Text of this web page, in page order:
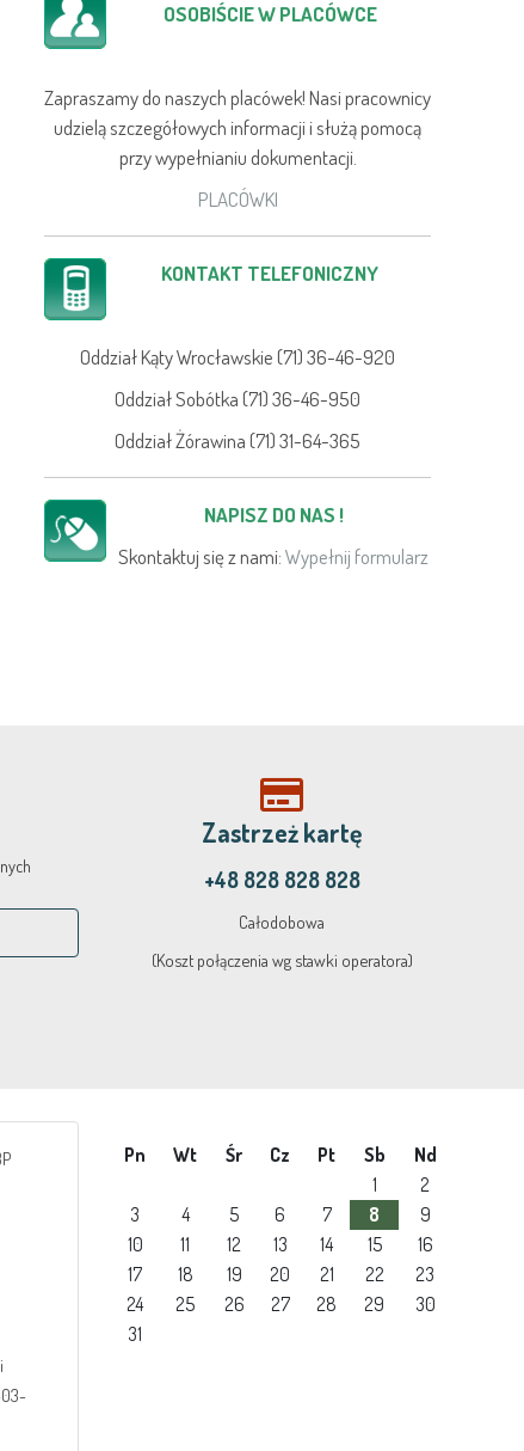
OSOBIŚCIE W PLACÓWCE
Zapraszamy do naszych placówek! Nasi pracownicy
udzielą szczegółowych informacji i służą pomocą
przy wypełnianiu dokumentacji.
PLACÓWKI
KONTAKT TELEFONICZNY
Oddział Kąty Wrocławskie (71) 36-46-920
Oddział Sobótka (71) 36-46-950
Oddział Żórawina (71) 31-64-365
NAPISZ DO NAS !
Skontaktuj się z nami:Wypełnij formularz
Zastrzeż kartę
+48 828 828 828
Całodobowa
(Koszt połączenia wg stawki operatora)
Pn Wt Śr Cz Pt Sb
Nd
1
2
3
4 5 6 7 8
9
10
11 12 13 14 15
16
17
18 19 20 21 22
23
24
25 26 27 28 29
30
31